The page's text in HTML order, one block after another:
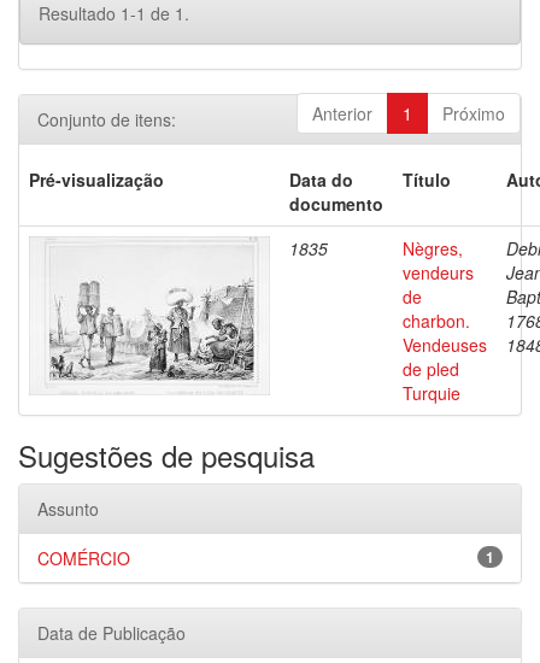
Resultado 1-1 de 1.
Anterior 1 Próximo
Conjunto de itens:
Pré-visualização
Data do
documento
Título
1835
Nègres,
vendeurs
de
charbon.
Vendeuses
de pled
Turquie
Sugestões de pesquisa
Assunto
1
COMÉRCIO
Data de Publicação